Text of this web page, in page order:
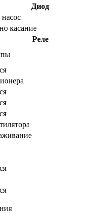
Диод
касание
Реле